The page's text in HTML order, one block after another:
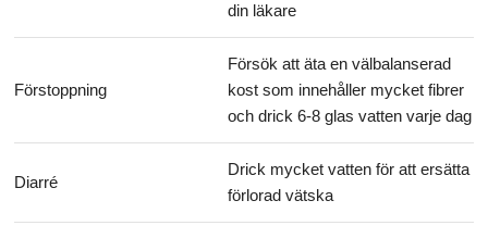
din läkare
Förstoppning
Försök att äta en välbalanserad
kost som innehåller mycket fibrer
och drick 6-8 glas vatten varje dag
Diarré
Drick mycket vatten för att ersätta
förlorad vätska